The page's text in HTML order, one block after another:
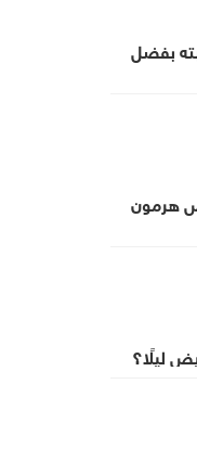
بفضل
خفض هرمون